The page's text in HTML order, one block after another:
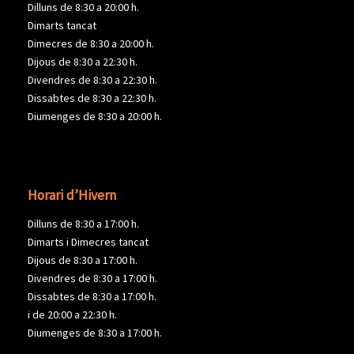
Dilluns de 8:30 a 20:00 h.
Dimarts tancat
Dimecres de 8:30 a 20:00 h.
Dijous de 8:30 a 22:30 h.
Divendres de 8:30 a 22:30 h.
Dissabtes de 8:30 a 22:30 h.
Diumenges de 8:30 a 20:00 h.
Horari d’Hivern
Dilluns de 8:30 a 17:00 h.
Dimarts i Dimecres tancat
Dijous de 8:30 a 17:00 h.
Divendres de 8:30 a 17:00 h.
Dissabtes de 8:30 a 17:00 h.
i de 20:00 a 22:30 h.
Diumenges de 8:30 a 17:00 h.